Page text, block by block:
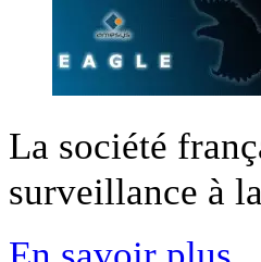
La société
surveillance à